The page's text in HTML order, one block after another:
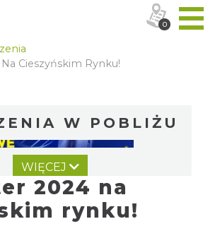
Cieszyńskim Rynku!
W POBLIŻU
WIĘCEJ
2024 na
rynku!
0